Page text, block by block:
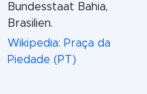
Bundesstaat Bahia,
Brasilien.
Wikipedia: Praça da
Piedade (PT)